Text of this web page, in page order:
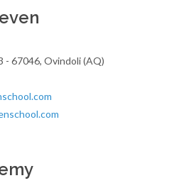
- 67046, Ovindoli (AQ)